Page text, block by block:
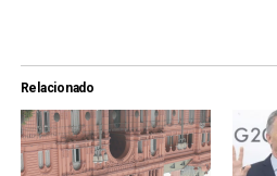
Relacionado